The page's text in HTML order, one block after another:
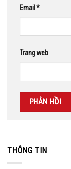
Email *
Trang web
THÔNG TIN